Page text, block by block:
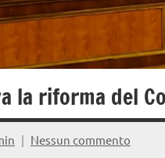
la riforma del
Nessun commento